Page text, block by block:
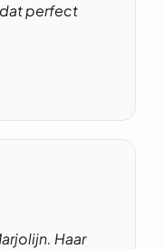
perfect
Haar